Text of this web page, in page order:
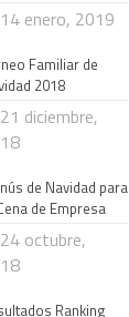
14 enero, 2019
Familiar de
2018
21 diciembre,
de Navidad para
de Empresa
24 octubre,
Ranking